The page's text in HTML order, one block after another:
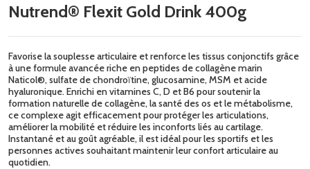
Nutrend® Flexit Gold Drink 400g
Favorise la souplesse articulaire et renforce les tissus conjonctifs grâce
à une formule avancée riche en peptides de collagène marin
Naticol®, sulfate de chondroïtine, glucosamine, MSM et acide
hyaluronique. Enrichi en vitamines C, D et B6 pour soutenir la
formation naturelle de collagène, la santé des os et le métabolisme,
ce complexe agit efficacement pour protéger les articulations,
améliorer la mobilité et réduire les inconforts liés au cartilage.
Instantané et au goût agréable, il est idéal pour les sportifs et les
personnes actives souhaitant maintenir leur confort articulaire au
quotidien.